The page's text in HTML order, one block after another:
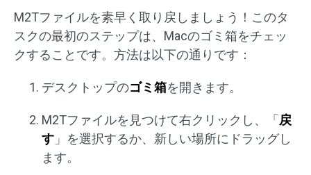
M2Tファイルを素早く取り戻しましょう！このタ
スクの最初のステップは、Macのゴミ箱をチェッ
クすることです。方法は以下の通りです：
デスクトップのゴミ箱を開きます。
M2Tファイルを見つけて右クリックし、「戻
す 」を選択するか、新しい場所にドラッグし
ます。